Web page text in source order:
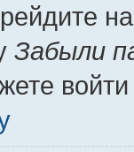
Забыли